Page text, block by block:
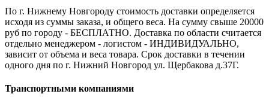
По г. Нижнему Новгороду стоимость доставки определяется
исходя из суммы заказа, и общего веса. На сумму свыше 20000
руб по городу - БЕСПЛАТНО. Доставка по области считается
отдельно менеджером - логистом - ИНДИВИДУАЛЬНО,
зависит от объема и веса товара. Срок доставки в течении
одного дня по г. Нижний Новгород ул. Щербакова д.37Г.
Транспортными компаниями